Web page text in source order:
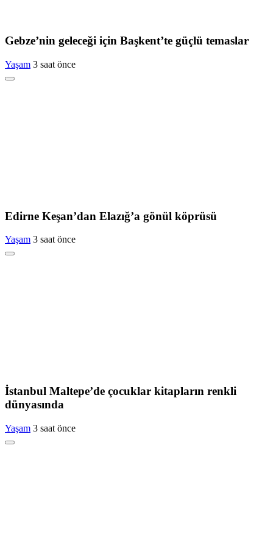
Gebze’nin geleceği için Başkent’te güçlü temaslar
Yaşam 3 saat önce
Edirne Keşan’dan Elazığ’a gönül köprüsü
Yaşam 3 saat önce
İstanbul Maltepe’de çocuklar kitapların renkli
dünyasında
Yaşam 3 saat önce